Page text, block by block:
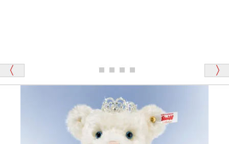
ディベアがいます。
「スクエーカー内蔵」と記載しておりますので、ぜひ
探してみてください。
シュタイフ社製品の実物を見ることはできますか？
当店はネット販売ですので実物をお見せすることが
「前に買ったことがあったお店でしたので」